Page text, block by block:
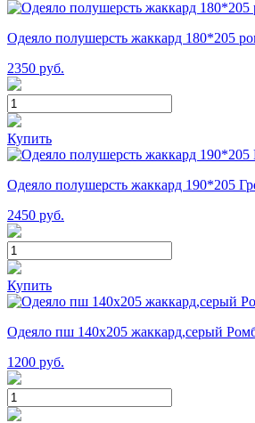
Одеяло полушерсть жаккард 180*205
2350 руб.
Купить
Одеяло полушерсть жаккард 190*205
2450 руб.
Купить
Одеяло пш 140х205 жаккард,серый
1200 руб.